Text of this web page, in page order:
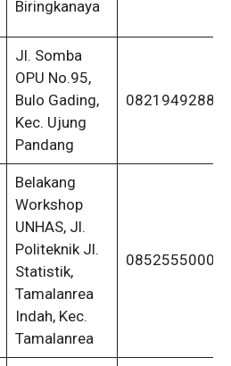
Biringkanaya
Jl. Somba
OPU No.95,
Bulo Gading,
Kec. Ujung
Pandang
Belakang
Workshop
UNHAS, Jl.
Politeknik Jl.
Statistik,
Tamalanrea
Indah, Kec.
Tamalanrea